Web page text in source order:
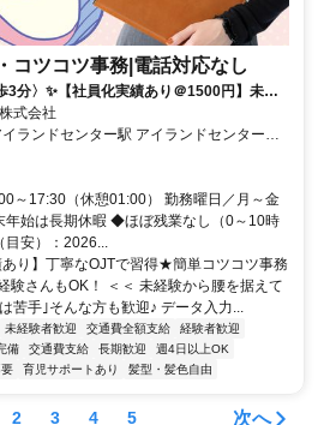
コツコツ事務|電話対応なし
3分〉✨️【社員化実績あり＠1500円】未経
入力
式会社
ー駅 アイランドセンター駅
額支給
～17:30（休憩01:00） 勤務曜日／月～金
年始は長期休暇 ◆ほぼ残業なし（0～10時
安）：2026...
り】丁寧なOJTで習得★簡単コツコツ事務
験さんもOK！ ＜＜ 未経験から腰を据えて
苦手｣そんな方も歓迎♪ データ入力...
未経験者歓迎 交通費全額支給
経験者歓迎
備 交通費支給 長期歓迎
週4日以上OK
育児サポートあり 髪型・髪色自由
2 3 4 5 次へ